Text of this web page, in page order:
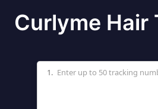
Curlyme
Enter up to 50 tracking
1.